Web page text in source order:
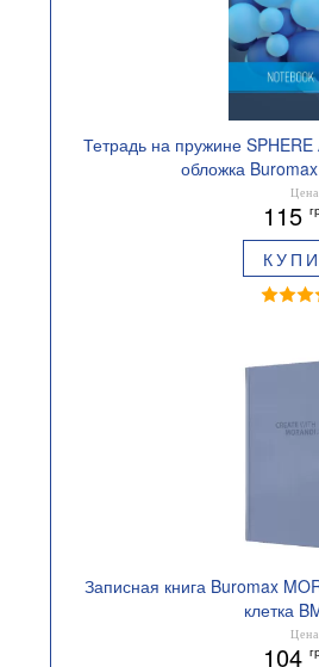
Тетрадь на пружине
обложка
Цена
115
Записная книга Buromax
клетка
Цена
104